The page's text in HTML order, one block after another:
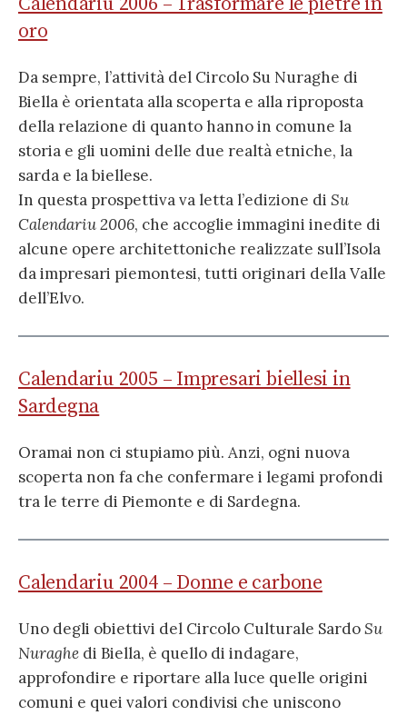
oro
Da sempre, l’attività del Circolo Su Nuraghe di
Biella è orientata alla scoperta e alla riproposta
della relazione di quanto hanno in comune la
storia e gli uomini delle due realtà etniche, la
sarda e la biellese.
In questa prospettiva va letta l’edizione di Su
Calendariu 2006, che accoglie immagini inedite di
alcune opere architettoniche realizzate sull’Isola
da impresari piemontesi, tutti originari della Valle
dell’Elvo.
Calendariu 2005 – Impresari biellesi in
Sardegna
Oramai non ci stupiamo più. Anzi, ogni nuova
scoperta non fa che confermare i legami profondi
tra le terre di Piemonte e di Sardegna.
Calendariu 2004 – Donne e carbone
Uno degli obiettivi del Circolo Culturale SardoSu
Nuraghe di Biella, è quello di indagare,
approfondire e riportare alla luce quelle origini
comuni e quei valori condivisi che uniscono